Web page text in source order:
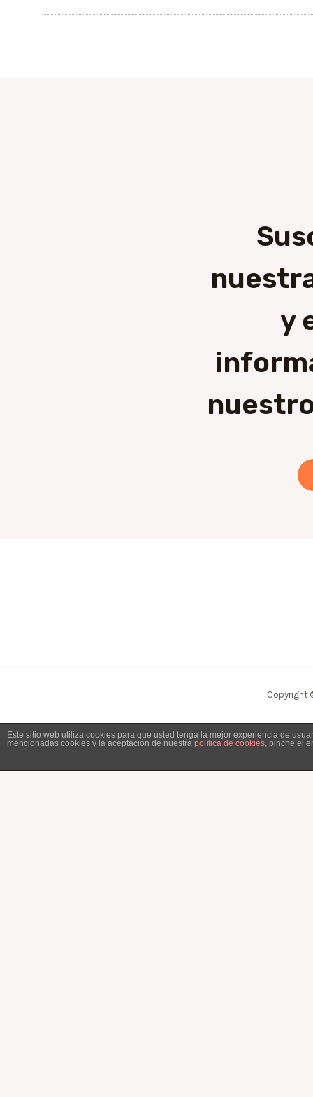
y
Copyright
Este sitio web utiliza cookies para que usted tenga la mejor experiencia de
mencionadas cookies y la aceptación de nuestra política de cookies, pinche el